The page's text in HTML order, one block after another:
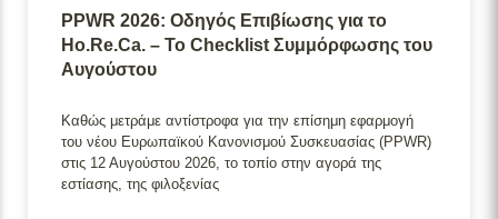
PPWR 2026: Οδηγός Επιβίωσης για το
Ho.Re.Ca. – Το Checklist Συμμόρφωσης του
Αυγούστου
Καθώς μετράμε αντίστροφα για την επίσημη εφαρμογή
του νέου Ευρωπαϊκού Κανονισμού Συσκευασίας (PPWR)
στις 12 Αυγούστου 2026, το τοπίο στην αγορά της
εστίασης, της φιλοξενίας